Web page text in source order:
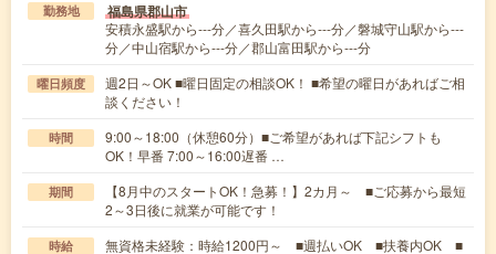
勤務地 福島県郡山市
安積永盛駅から---分／喜久田駅から---分／磐城守山駅から---
分／中山宿駅から---分／郡山富田駅から---分
曜日頻度
週2日～OK ■曜日固定の相談OK！ ■希望の曜日があればご相
談ください！
時間
9:00～18:00（休憩60分）■ご希望があれば下記シフトも
OK！早番 7:00～16:00遅番 …
期間
【8月中のスタートOK！急募！】2カ月～ ■ご応募から最短
2～3日後に就業が可能です！
時給
無資格未経験：時給1200円～ ■週払いOK ■扶養内OK ■